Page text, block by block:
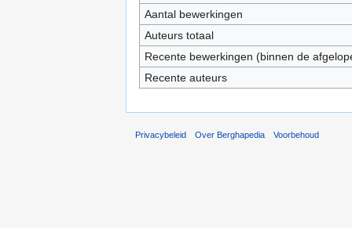
Aantal bewerkingen
Auteurs totaal
Recente bewerkingen (binnen de
Recente auteurs
Privacybeleid Over Berghapedia Voorbehoud